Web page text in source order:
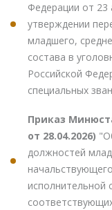
Федерации от 23
утверждении
младшего,
состава в
Российской
специальных
Приказ
от 28.04.2026)
должностей
исполнительной